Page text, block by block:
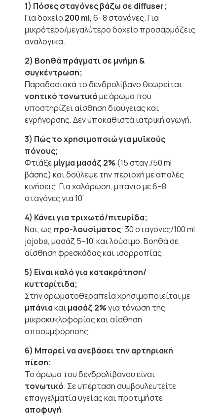
1) Πόσες σταγόνες βάζω σε diffuser;
Για δοχείο 200 ml, 6–8 σταγόνες. Για
μικρότερο/μεγαλύτερο δοχείο προσαρμόζεις
αναλογικά.
2) Βοηθά πράγματι σε μνήμη &
συγκέντρωση;
Παραδοσιακά το δενδρολίβανο θεωρείται
νοητικό τονωτικόμε άρωμα που
υποστηρίζει αίσθηση διαύγειας και
εγρήγορσης. Δεν υποκαθιστά ιατρική αγωγή.
3) Πώς το χρησιμοποιώ για μυϊκούς
πόνους;
Φτιάξεμίγμα μασάζ 2% (15 σταγ./50 ml
βάσης) και δούλεψε την περιοχή με απαλές
κινήσεις. Για χαλάρωση, μπάνιο με 6–8
σταγόνες για 10’.
4) Κάνει για τριχωτό/πιτυρίδα;
Ναι, ως προ-λουσίματος: 30 σταγόνες/100 ml
jojoba, μασάζ 5–10’ και λούσιμο. Βοηθά σε
αίσθηση φρεσκάδας και ισορροπίας.
5) Είναι καλό για κατακράτηση/
κυτταρίτιδα;
Στην αρωματοθεραπεία χρησιμοποιείται με
μπάνιακαιμασάζ 2%για τόνωση της
μικροκυκλοφορίας και αίσθηση
αποσυμφόρησης.
6) Μπορεί να ανεβάσει την αρτηριακή
πίεση;
Το άρωμα του δενδρολίβανου είναι
τονωτικό. Σε υπέρταση συμβουλευτείτε
επαγγελματία υγείας και προτιμήστε
αποφυγή.